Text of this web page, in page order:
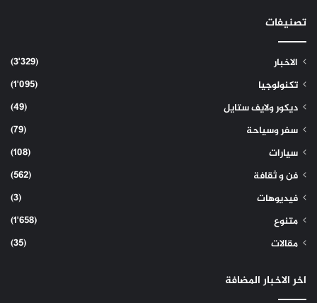
تصنيفات
الاخبار
(3٬329)
تكنولوجيا
(1٬095)
ديكور ولايف ستايل
(49)
سفر وسياحة
(79)
سيارات
(108)
فن و ثقافة
(562)
فيديوهات
(3)
متنوع
(1٬658)
مقالات
(35)
اخر الاخبار المضافة